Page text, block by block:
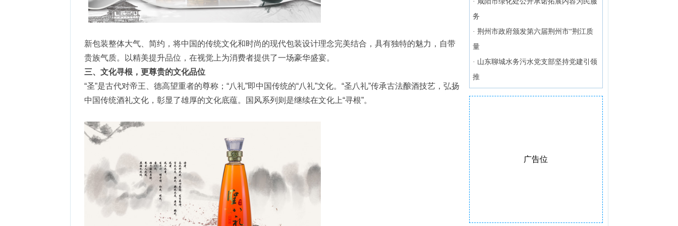
新包装整体大气、简约，将中国的传统文化和时尚的现代包装设计理念完美结合，具有独特的魅力，自带
贵族气质。以精美提升品位，在视觉上为消费者提供了一场豪华盛宴。
三、文化寻根，更尊贵的文化品位
“圣”是古代对帝王、德高望重者的尊称；“八礼”即中国传统的“八礼”文化。“圣八礼”传承古法酿酒技艺，弘扬
中国传统酒礼文化，彰显了雄厚的文化底蕴。国风系列则是继续在文化上“寻根”。
务
· 荆州市政府颁发第六届荆州市“荆江质
量
· 山东聊城水务污水党支部坚持党建引领
推
广告位